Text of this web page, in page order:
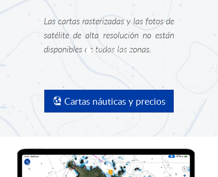
Las cartas rasterizadas y las fotos de
satélite de alta resolución no están
disponibles en todas las zonas.
Cartas náuticas y precios